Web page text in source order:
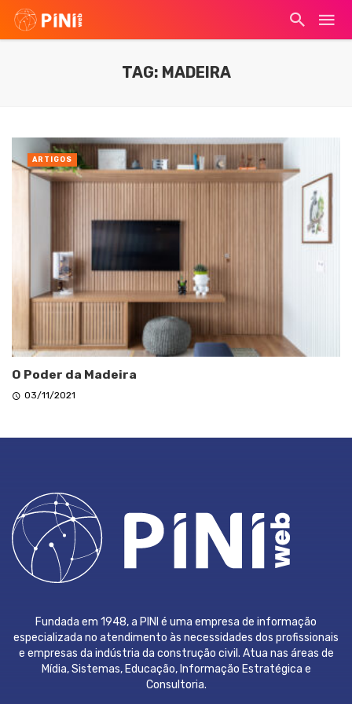
TAG: MADEIRA
O Poder da Madeira
03/11/2021
ARTIGOS
Fundada em 1948, a PINI é uma empresa de informação
especializada no atendimento às necessidades dos profissionais
e empresas da indústria da construção civil. Atua nas áreas de
Mídia, Sistemas, Educação, Informação Estratégica e
Consultoria.